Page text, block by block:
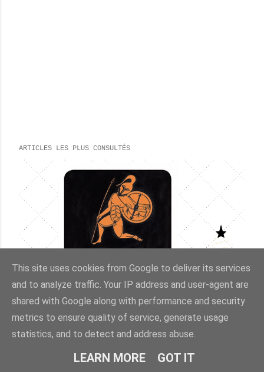
ARTICLES LES PLUS CONSULTÉS
L'ILIADE [À PARTIR DE 11 ANS]
This site uses cookies from Google to deliver its services
and to analyze traffic. Your IP address and user-agent are
shared with Google along with performance and security
metrics to ensure quality of service, generate usage
statistics, and to detect and address abuse.
LEARN MORE GOT IT